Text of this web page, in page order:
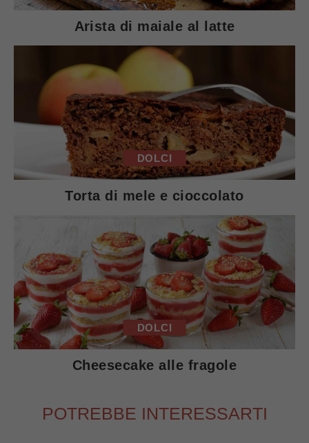
Arista di maiale al latte
DOLCI
Torta di mele e cioccolato
DOLCI
Cheesecake alle fragole
POTREBBE INTERESSARTI